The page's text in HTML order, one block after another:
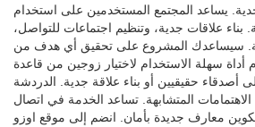
يساعد المجتمع المستخدمين على استخدام
علاقات جدية، وتنظيم اجتماعات للتواصل،
سيساعدك المشروع على تحقيق أي هدف من
سهلة الاستخدام لاختيار زوجين من قاعدة
أصدقاء حقيقيين أو بناء علاقة جدية. الدردشة
المتشابهة. تساعد الخدمة في اتصال
معارف جديدة بأمان. انضم إلى موقع اوزو